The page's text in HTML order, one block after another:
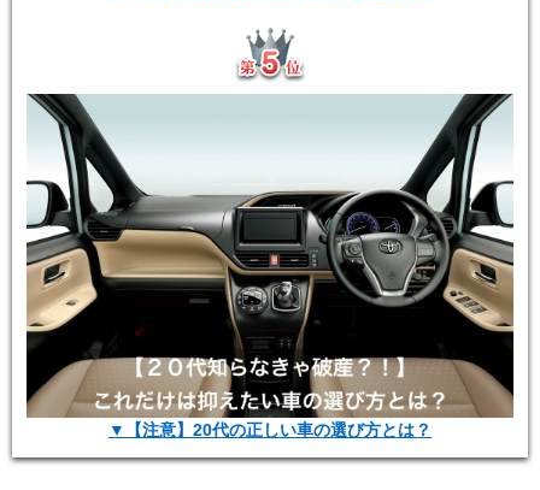
▼【注意】20代の正しい車の選び方とは？